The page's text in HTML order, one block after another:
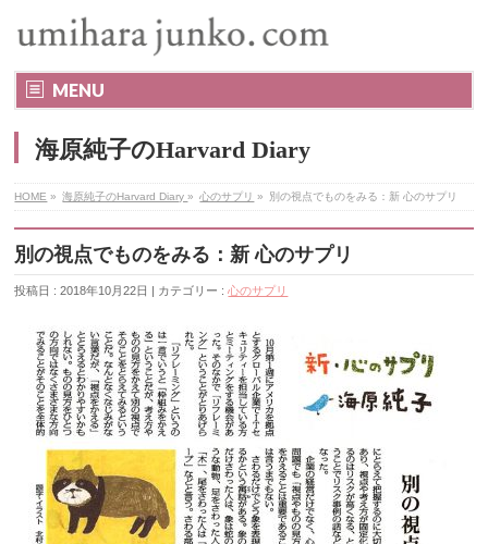
MENU
海原純子のHarvard Diary
HOME » 海原純子のHarvard Diary» 心のサプリ » 別の視点でものをみる：新 心のサプリ
別の視点でものをみる：新 心のサプリ
投稿日 : 2018年10月22日 | カテゴリー :心のサプリ